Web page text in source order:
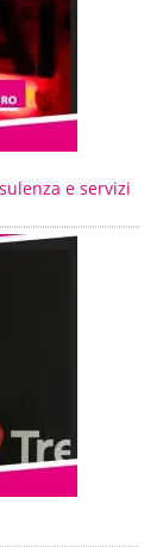
e servizi